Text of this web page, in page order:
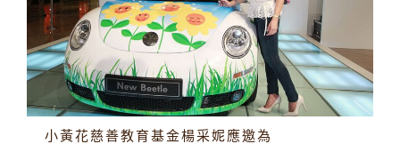
小黃花慈善教育基金楊采妮應邀為